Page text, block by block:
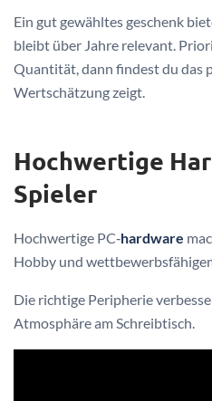
Ein gut gewähltes geschenk
bleibt über Jahre relevant.
Quantität, dann findest du das
Wertschätzung zeigt.
Hochwertige
Spieler
Hochwertige PC‑hardware
Hobby und
Die richtige Peripherie
Atmosphäre am Schreibtisch.